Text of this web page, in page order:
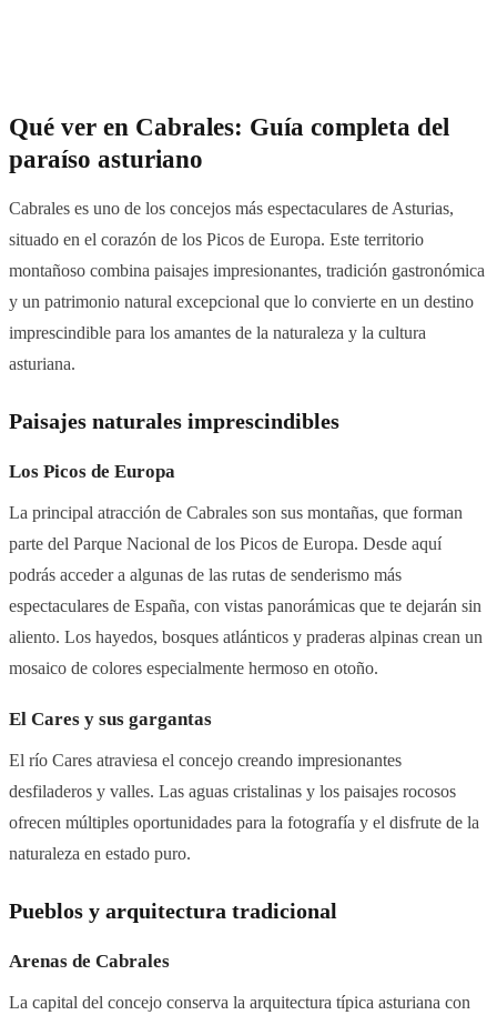
Qué ver en Cabrales: Guía completa del
paraíso asturiano
Cabrales es uno de los concejos más espectaculares de Asturias,
situado en el corazón de los Picos de Europa. Este territorio
montañoso combina paisajes impresionantes, tradición gastronómica
y un patrimonio natural excepcional que lo convierte en un destino
imprescindible para los amantes de la naturaleza y la cultura
asturiana.
Paisajes naturales imprescindibles
Los Picos de Europa
La principal atracción de Cabrales son sus montañas, que forman
parte del Parque Nacional de los Picos de Europa. Desde aquí
podrás acceder a algunas de las rutas de senderismo más
espectaculares de España, con vistas panorámicas que te dejarán sin
aliento. Los hayedos, bosques atlánticos y praderas alpinas crean un
mosaico de colores especialmente hermoso en otoño.
El Cares y sus gargantas
El río Cares atraviesa el concejo creando impresionantes
desfiladeros y valles. Las aguas cristalinas y los paisajes rocosos
ofrecen múltiples oportunidades para la fotografía y el disfrute de la
naturaleza en estado puro.
Pueblos y arquitectura tradicional
Arenas de Cabrales
La capital del concejo conserva la arquitectura típica asturiana con